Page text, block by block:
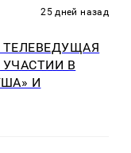
25 дней назад
В
И